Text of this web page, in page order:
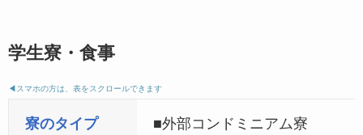
学生寮・食事
◀︎スマホの方は、表をスクロールできます
寮のタイプ
■外部コンドミニアム寮